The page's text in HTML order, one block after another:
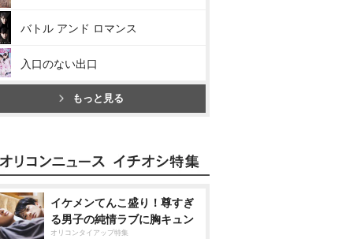
バトル アンド ロマンス
入口のない出口
もっと見る
イケメンてんこ盛り！尊すぎ
る男子の純情ラブに胸キュン
オリコンタイアップ特集